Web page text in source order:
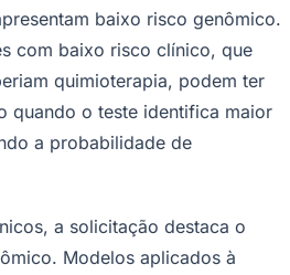
baixo risco genômico.
com baixo risco clínico, que
quimioterapia, podem ter
quando o teste identifica maior
a probabilidade de
a solicitação destaca o
Modelos aplicados à